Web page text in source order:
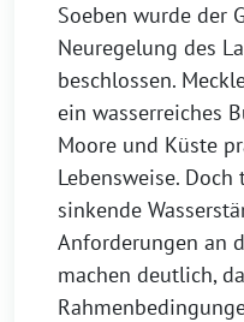
Soeben wurde der
Neuregelung des
beschlossen.
ein wasserreiches
Moore und Küste
Lebensweise.
sinkende
Anforderungen an
machen deutlich,